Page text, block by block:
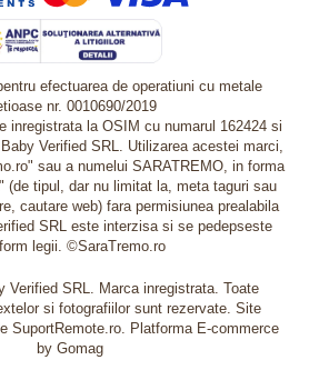
efectuarea de operatiuni cu metale
nr. 0010690/2019
inregistrata la OSIM cu numarul 162424 si
Verified SRL. Utilizarea acestei marci,
sau a numelui SARATREMO, in forma
(de tipul, dar nu limitat la, meta taguri sau
cautare web) fara permisiunea prealabila
SRL este interzisa si se pedepseste
legii. ©SaraTremo.ro
Verified SRL. Marca inregistrata. Toate
si fotografiilor sunt rezervate. Site
SuportRemote.ro. Platforma E-commerce
by Gomag